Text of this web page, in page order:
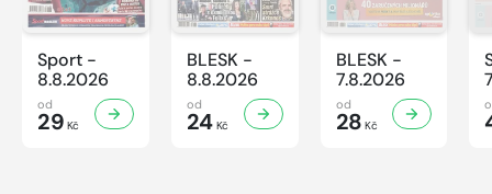
Sport -
8.8.2026
od
29 Kč
BLESK -
8.8.2026
od
24Kč
BLESK -
7.8.2026
od
28 Kč